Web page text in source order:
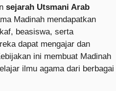
sejarah Utsmani Arab
Madinah mendapatkan
beasiswa, serta
dapat mengajar dan
ini membuat Madinah
ilmu agama dari berbagai